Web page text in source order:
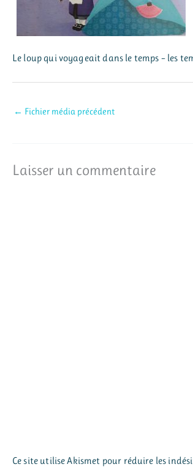
Le loup qui voyageait dans le temps – les
← Fichier média précédent
Laisser un commentaire
Ce site utilise Akismet pour réduire les